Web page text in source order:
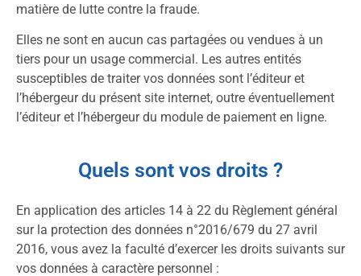
matière de lutte contre la fraude.
Elles ne sont en aucun cas partagées ou vendues à un
tiers pour un usage commercial. Les autres entités
susceptibles de traiter vos données sont l’éditeur et
l’hébergeur du présent site internet, outre éventuellement
l’éditeur et l’hébergeur du module de paiement en ligne.
Quels sont vos droits ?
En application des articles 14 à 22 du Règlement général
sur la protection des données n°2016/679 du 27 avril
2016, vous avez la faculté d’exercer les droits suivants sur
vos données à caractère personnel :